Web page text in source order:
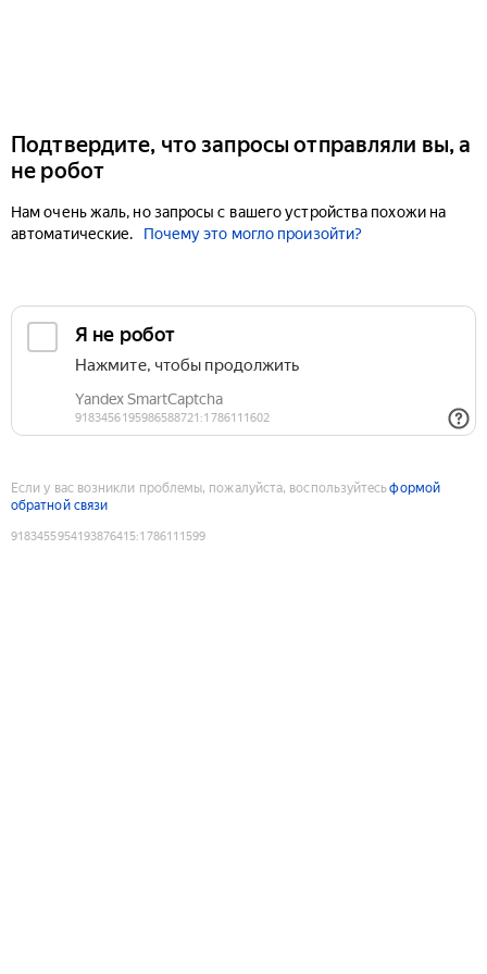
Подтвердите, что запросы отправляли вы, а
не робот
Нам очень жаль, но запросы с вашего устройства похожи на
автоматические.
Почему это могло произойти?
Если у вас возникли проблемы, пожалуйста, воспользуйтесьформой
обратной связи
9183455954193876415:1786111599